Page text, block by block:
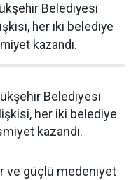
Belediyesi
her iki belediye
kazandı.
Belediyesi
her iki belediye
kazandı.
ve güçlü medeniyet